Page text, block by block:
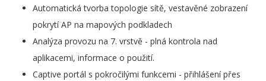
Automatická tvorba topologie sítě, vestavěné zobrazení
pokrytí AP na mapových podkladech
Analýza provozu na 7. vrstvě - plná kontrola nad
aplikacemi, informace o použití.
Captive portál s pokročilými funkcemi - přihlášení přes